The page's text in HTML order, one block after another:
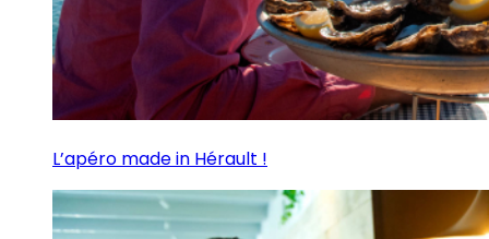
L’apéro made in Hérault !